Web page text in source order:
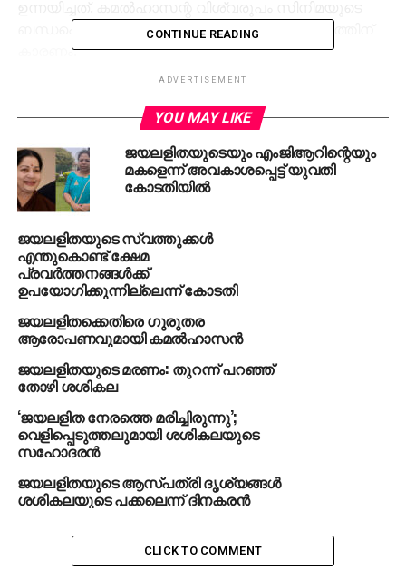
ബന്ധപ്പെട്ട വിവാദമാണ് ഇരുവരുടെയും പിണക്കത്തിന്
കാരണം.
വൃത്തികെട്ട രാഷ്ട്രീയത്തിനിരയാണെന്നും
കമല്‍ഹാസന്‍ വ്യക്തമാക്കിയിരുന്നു. അതേസമയം
ജയക്ക് ആദരാഞ്ജലിയര്‍പ്പിക്കാന്‍ കമല്‍ഹാസന്‍
എത്തിയിട്ടില്ല.
UP NEXT
കഴിഞ്ഞ മൂന്നുമണിക്കൂറിനുള്ളില്‍
ജയലളിതയെക്കുറിച്ച് ആളുകള്‍ ഗൂഗിളില്‍ സെര്‍ച്ച്
ചെയ്തു;’മരിച്ചോയെന്ന്’
DON'T MISS
‘പര്‍ദയിട്ട് സിനിമ കാണാന്‍ പോകും’;
ജയലളിതയെ ഓര്‍ത്ത് നടി ഷീല
CONTINUE READING
ADVERTISEMENT
YOU MAY LIKE
ജയലളിതയുടെയും എംജിആറിന്റെയും
മകളെന്ന് അവകാശപ്പെട്ട് യുവതി
കോടതിയിൽ
ജയലളിതയുടെ സ്വത്തുക്കള്‍
എന്തുകൊണ്ട് ക്ഷേമ
പ്രവര്‍ത്തനങ്ങള്‍ക്ക്
ഉപയോഗിക്കുന്നില്ലെന്ന് കോടതി
ജയലളിതക്കെതിരെ ഗുരുതര
ആരോപണവുമായി കമല്‍ഹാസന്‍
ജയലളിതയുടെ മരണം: തുറന്ന് പറഞ്ഞ്
തോഴി ശശികല
‘ജയലളിത നേരത്തെ മരിച്ചിരുന്നു’;
വെളിപ്പെടുത്തലുമായി ശശികലയുടെ
സഹോദരന്‍
ജയലളിതയുടെ ആസ്പത്രി ദൃശ്യങ്ങള്‍
ശശികലയുടെ പക്കലെന്ന് ദിനകരന്‍
CLICK TO COMMENT